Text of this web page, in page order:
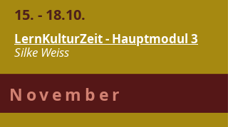
15. - 18.10.
LernKulturZeit - Hauptmodul 3
Silke Weiss
November